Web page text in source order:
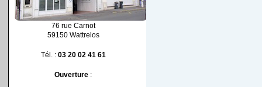
76 rue Carnot
59150 Wattrelos
Tél. : 03 20 02 41 61
Ouverture :